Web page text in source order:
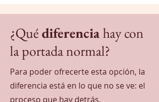
¿Quédiferenciahay con
la portada normal?
Para poder ofrecerte esta opción, la
diferencia está en lo que no se ve: el
proceso que hay detrás.